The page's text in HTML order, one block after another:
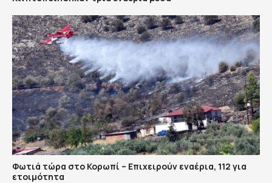
Φωτιά τώρα στο Κορωπί – Επιχειρούν εναέρια, 112 για
ετοιμότητα